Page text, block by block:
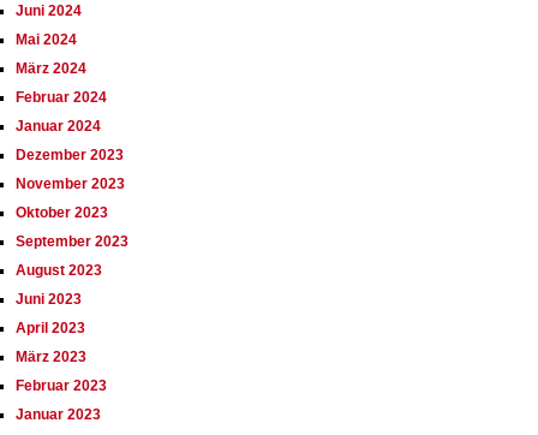
Juni 2024
Mai 2024
März 2024
Februar 2024
Januar 2024
Dezember 2023
November 2023
Oktober 2023
September 2023
August 2023
Juni 2023
April 2023
März 2023
Februar 2023
Januar 2023